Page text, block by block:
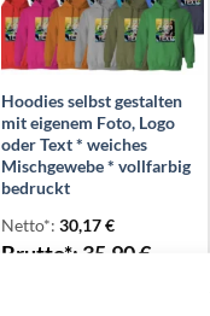
Hoodies selbst gestalten
mit eigenem Foto, Logo
oder Text * weiches
Mischgewebe * vollfarbig
bedruckt
Netto*: 30,17€
Brutto*: 35,90€